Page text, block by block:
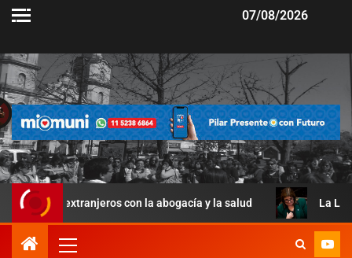
07/08/2026
con la abogacía y la salud La Ley de Manejo